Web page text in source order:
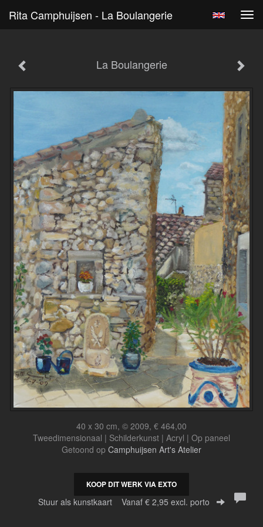
Rita Camphuijsen - La Boulangerie
La Boulangerie
40 x 30 cm, © 2009, € 464,00
Tweedimensionaal | Schilderkunst | Acryl | Op paneel
Getoond op Camphuijsen Art's Atelier
KOOP DIT WERK VIA EXTO
Stuur als kunstkaart Vanaf € 2,95 excl. porto